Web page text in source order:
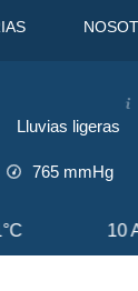
Lluvias ligeras
765 mmHg
Ago